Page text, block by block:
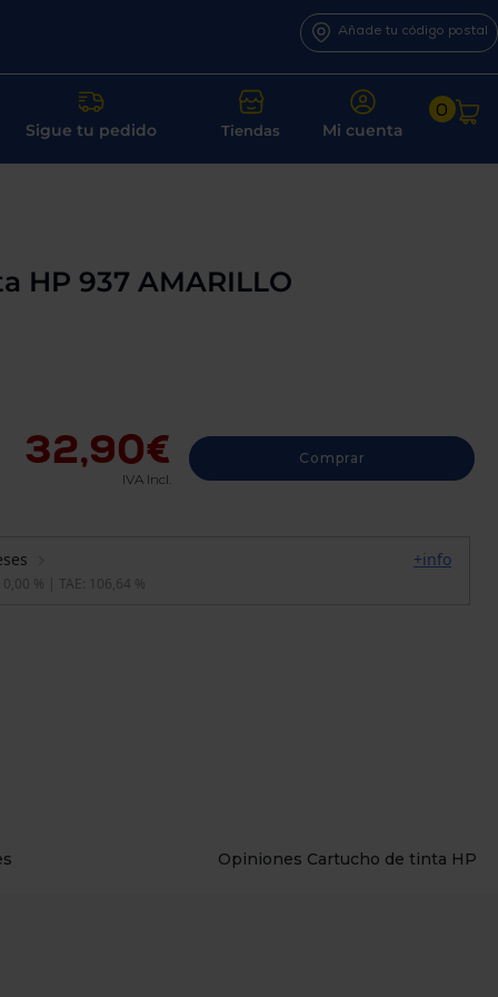
Añade tu código postal
Sigue tu pedido Tiendas Mi cuenta
0
HP 937 AMARILLO
32,90€
IVA Incl.
Comprar
Opiniones Cartucho de tinta HP